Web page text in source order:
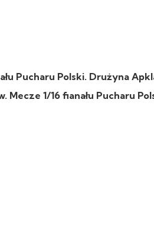
Pucharu Polski. Drużyna
1/16 fianału Pucharu